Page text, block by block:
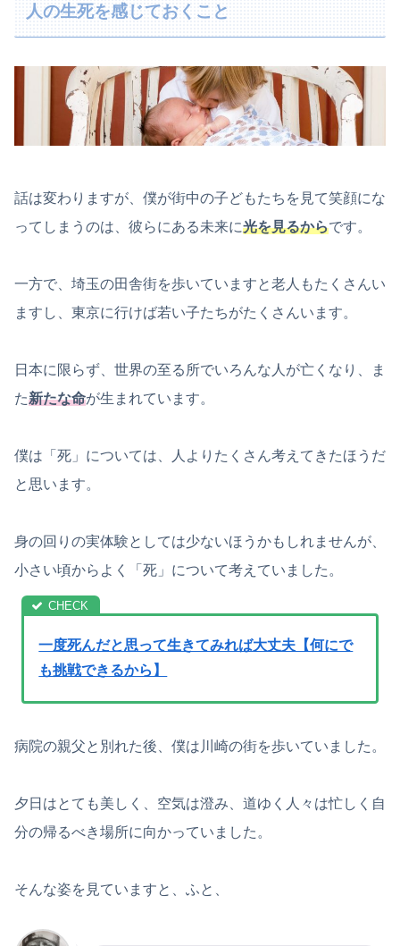
人の生死を感じておくこと
話は変わりますが、僕が街中の子どもたちを見て笑顔にな
ってしまうのは、彼らにある未来に光を見るからです。
一方で、埼玉の田舎街を歩いていますと老人もたくさんい
ますし、東京に行けば若い子たちがたくさんいます。
日本に限らず、世界の至る所でいろんな人が亡くなり、ま
た新たな命が生まれています。
僕は「死」については、人よりたくさん考えてきたほうだ
と思います。
身の回りの実体験としては少ないほうかもしれませんが、
小さい頃からよく「死」について考えていました。
一度死んだと思って生きてみれば大丈夫【何にで
も挑戦できるから】
病院の親父と別れた後、僕は川崎の街を歩いていました。
夕日はとても美しく、空気は澄み、道ゆく人々は忙しく自
分の帰るべき場所に向かっていました。
そんな姿を見ていますと、ふと、